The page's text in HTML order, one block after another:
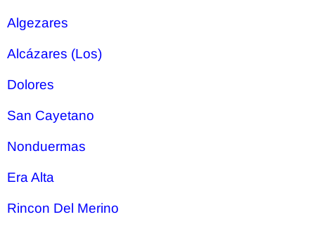
Algezares
Alcázares (Los)
Dolores
San Cayetano
Nonduermas
Era Alta
Rincon Del Merino